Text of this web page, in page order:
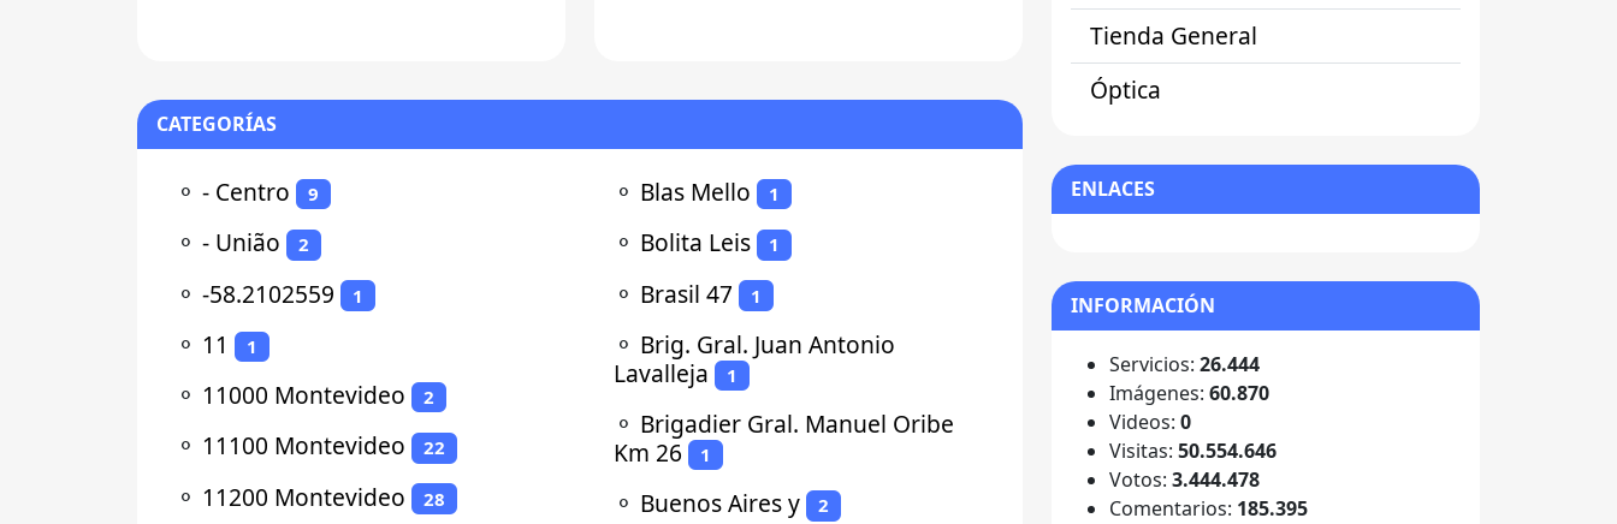
CATEGORÍAS
⚬ - Centro 9
⚬ - União 2
⚬ -58.2102559 1
⚬ 11 1
⚬ 11000 Montevideo 2
⚬ 11100 Montevideo 22
⚬ 11200 Montevideo 28
⚬ Blas Mello 1
⚬ Bolita Leis 1
⚬ Brasil 47 1
⚬ Brig. Gral. Juan Antonio
Lavalleja
1
⚬ Brigadier Gral. Manuel Oribe
Km 26
1
⚬ Buenos Aires y 2
Tienda General
Óptica
ENLACES
INFORMACIÓN
Servicios: 26.444
Imágenes: 60.870
Videos: 0
Visitas: 50.554.646
Votos: 3.444.478
Comentarios: 185.395